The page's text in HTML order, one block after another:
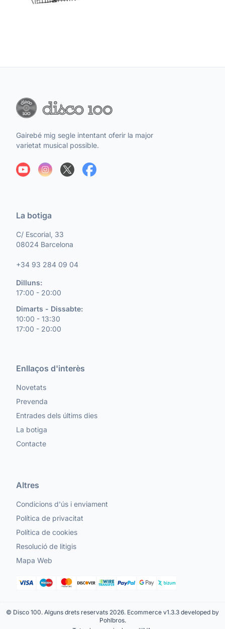
Gairebé mig segle intentant oferir la major
varietat musical possible.
La botiga
C/ Escorial, 33
08024 Barcelona
+34 93 284 09 04
Dilluns:
17:00 - 20:00
Dimarts - Dissabte:
10:00 - 13:30
17:00 - 20:00
Enllaços d'interès
Novetats
Prevenda
Entrades dels últims dies
La botiga
Contacte
Altres
Condicions d'ús i enviament
Política de privacitat
Política de cookies
Resolució de litigis
Mapa Web
© Disco 100. Alguns drets reservats 2026. Ecommerce v1.3.3 developed by
Pohlbros.